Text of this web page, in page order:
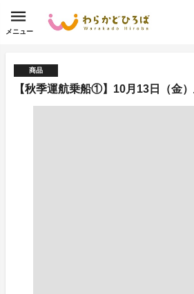
メニュー
商品
【秋季運航乗船①】10月13日（金